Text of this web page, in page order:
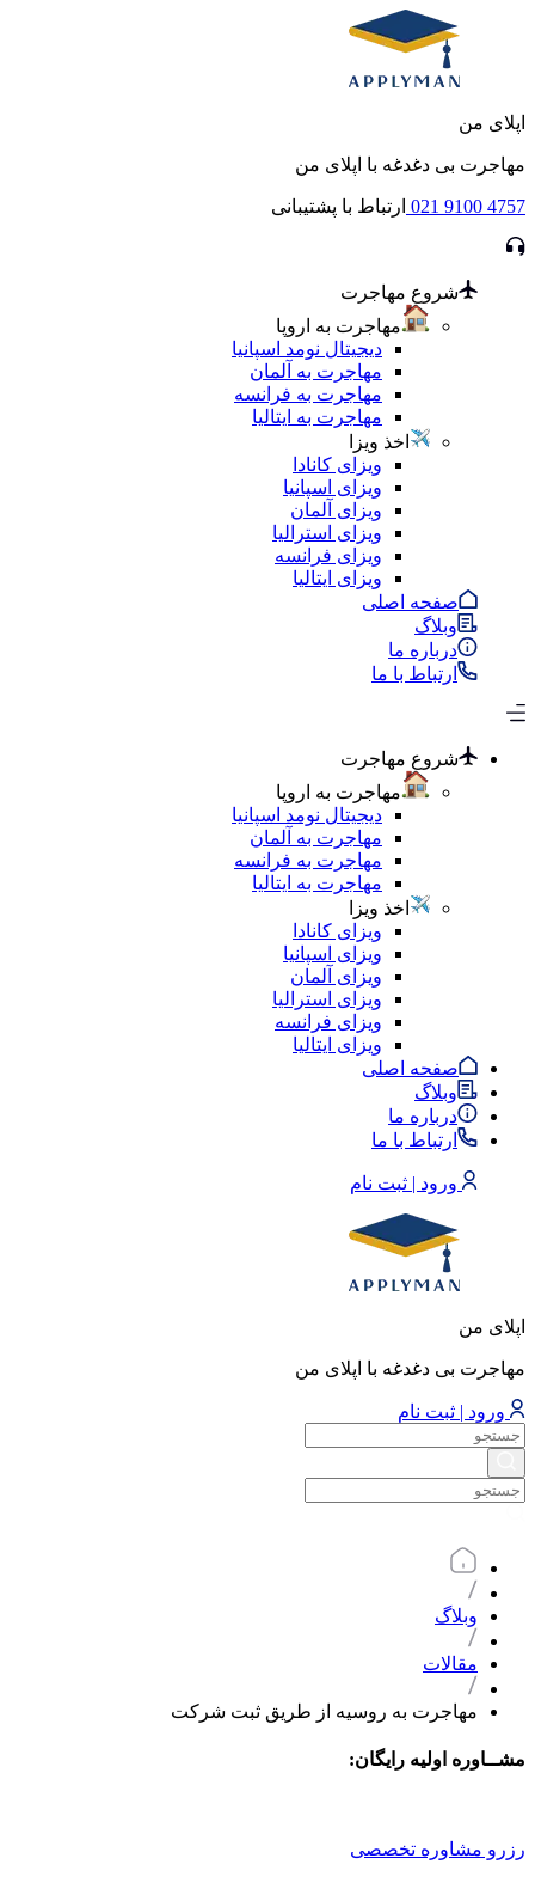
اپلای من
مهاجرت بی دغدغه با اپلای من
021 9100 4757 ارتباط با پشتیبانی
شروع مهاجرت
مهاجرت به اروپا
دیجیتال نومد اسپانیا
مهاجرت به آلمان
مهاجرت به فرانسه
مهاجرت به ایتالیا
اخذ ویزا
ویزای کانادا
ویزای اسپانیا
ویزای آلمان
ویزای استرالیا
ویزای فرانسه
ویزای ایتالیا
صفحه اصلی
وبلاگ
درباره ما
ارتباط با ما
شروع مهاجرت
مهاجرت به اروپا
دیجیتال نومد اسپانیا
مهاجرت به آلمان
مهاجرت به فرانسه
مهاجرت به ایتالیا
اخذ ویزا
ویزای کانادا
ویزای اسپانیا
ویزای آلمان
ویزای استرالیا
ویزای فرانسه
ویزای ایتالیا
صفحه اصلی
وبلاگ
درباره ما
ارتباط با ما
ورود | ثبت نام
اپلای من
مهاجرت بی دغدغه با اپلای من
ورود | ثبت نام
وبلاگ
مقالات
مهاجرت به روسیه از طریق ثبت شرکت
مشــاوره اولیه رایگان:
رزرو مشاوره تخصصی